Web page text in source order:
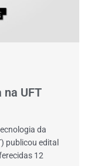
UFT
da
publicou edital
12